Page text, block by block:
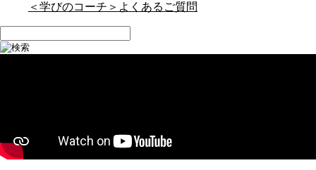
＜学びのコーチ＞よくあるご質問